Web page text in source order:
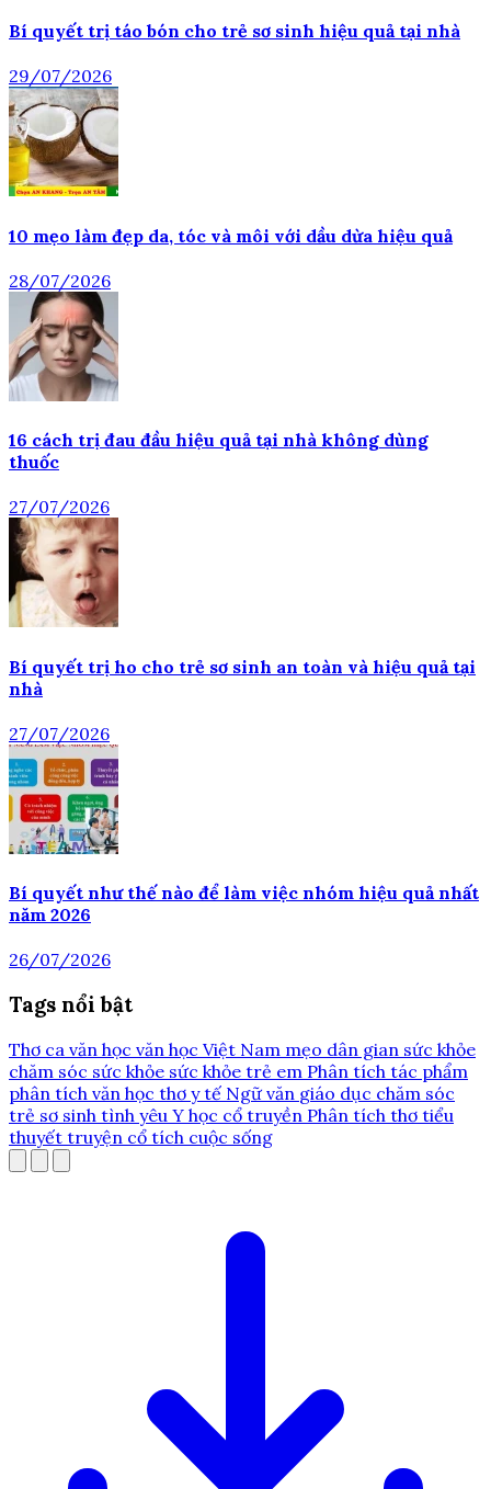
Bí quyết trị táo bón cho trẻ sơ sinh hiệu quả tại nhà
29/07/2026
10 mẹo làm đẹp da, tóc và môi với dầu dừa hiệu quả
28/07/2026
16 cách trị đau đầu hiệu quả tại nhà không dùng
thuốc
27/07/2026
Bí quyết trị ho cho trẻ sơ sinh an toàn và hiệu quả tại
nhà
27/07/2026
Bí quyết như thế nào để làm việc nhóm hiệu quả nhất
năm 2026
26/07/2026
Tags nổi bật
Thơ ca văn học văn học Việt Nam mẹo dân gian sức khỏe
chăm sóc sức khỏe sức khỏe trẻ em Phân tích tác phẩm
phân tích văn học thơ y tế Ngữ văn giáo dục chăm sóc
trẻ sơ sinh tình yêu Y học cổ truyền Phân tích thơ tiểu
thuyết truyện cổ tích cuộc sống